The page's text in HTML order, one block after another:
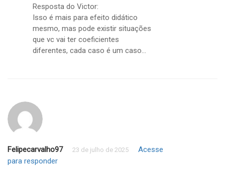
Resposta do Victor:
Isso é mais para efeito didático
mesmo, mas pode existir situações
que vc vai ter coeficientes
diferentes, cada caso é um caso…
Felipecarvalho97 23 de julho de 2025
Acesse
para responder